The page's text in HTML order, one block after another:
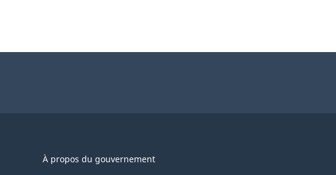
À propos du gouvernement